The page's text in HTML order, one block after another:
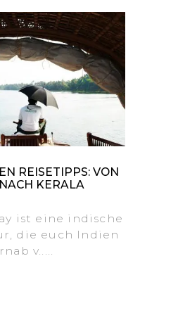
REISETIPPS: VON
KERALA
ist eine indische
die euch Indien
v.....